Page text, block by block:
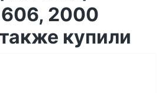
2000
купили